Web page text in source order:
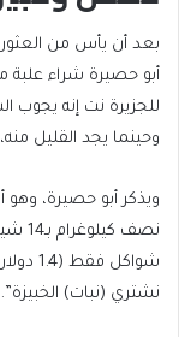
بعد أن يأس من
أبو حصيرة شراء علبة
للجزيرة نت إنه يجوب
وحينما يجد القليل
نشتري (نبات) الخبيزة”.